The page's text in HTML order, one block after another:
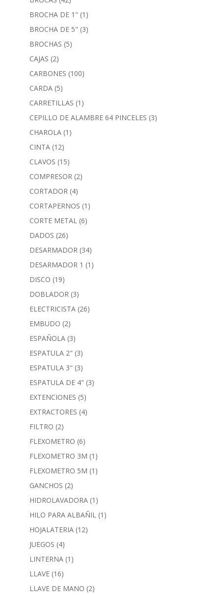
BROCHA DE 1" (1)
BROCHA DE 5" (3)
BROCHAS (5)
CAJAS (2)
CARBONES (100)
CARDA (5)
CARRETILLAS (1)
CEPILLO DE ALAMBRE 64 PINCELES (3)
CHAROLA (1)
CINTA (12)
CLAVOS (15)
COMPRESOR (2)
CORTADOR (4)
CORTAPERNOS (1)
CORTE METAL (6)
DADOS (26)
DESARMADOR (34)
DESARMADOR 1 (1)
DISCO (19)
DOBLADOR (3)
ELECTRICISTA (26)
EMBUDO (2)
ESPAÑOLA (3)
ESPATULA 2" (3)
ESPATULA 3" (3)
ESPATULA DE 4" (3)
EXTENCIONES (5)
EXTRACTORES (4)
FILTRO (2)
FLEXOMETRO (6)
FLEXOMETRO 3M (1)
FLEXOMETRO 5M (1)
GANCHOS (2)
HIDROLAVADORA (1)
HILO PARA ALBAÑIL (1)
HOJALATERIA (12)
JUEGOS (4)
LINTERNA (1)
LLAVE (16)
LLAVE DE MANO (2)